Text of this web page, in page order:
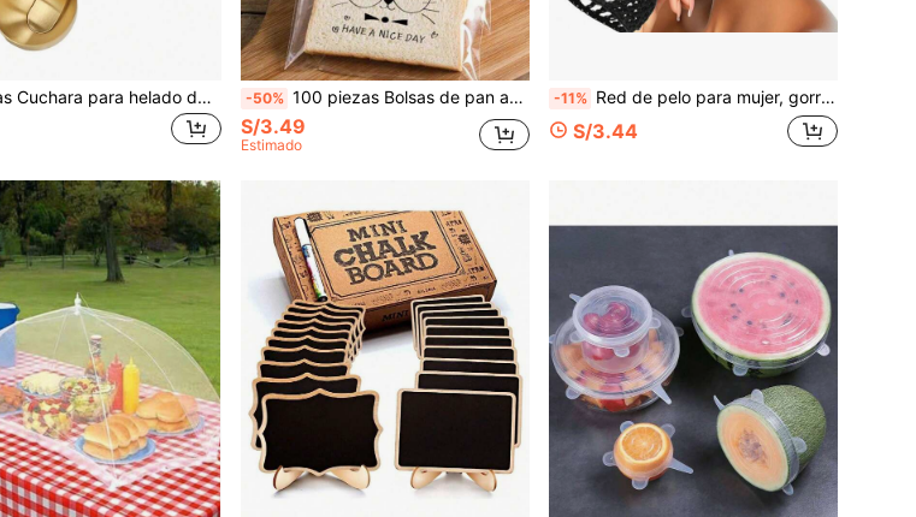
1/2 piezas Cuchara para helado de acero inoxidable dorada/plateada, cuchara multiusos elástica para helado, cuchara creativa para helado de fruta y sandía -50% 100 piezas Bolsas de pan autoadhesivas transparentes con diseño de dibujos animados lindos, patrón de frijol rojo & piña, adecuadas para hornear pan tostado rebanado, pan integral, etc., empaque autosellante, bolsas para galletas
S/3.49
Estimado
-11% Red de pelo para mujer, gorro de pelo hecho a mano de ganchillo y tejido, gorro de hilo hueco, gorro de hilo plano, gorro de pelo colorido, cobertor de red de pelo, gorro de dormir multifuncional, accesorios de gorro para el cuidado del cabello
S/3.44